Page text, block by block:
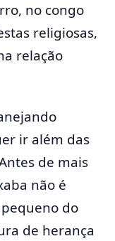
no congo
religiosas,
relação
ir além das
de mais
não é
do
de herança